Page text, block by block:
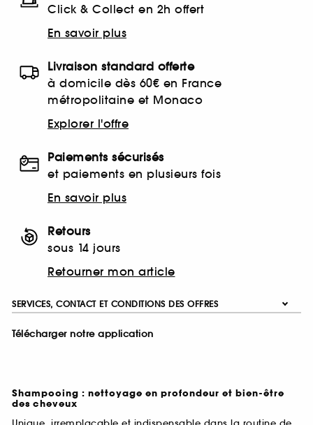
Click & Collect en 2h offert
En savoir plus
Livraison standard offerte
à domicile dès 60€ en France
métropolitaine et Monaco
Explorer l'offre
Paiements sécurisés
et paiements en plusieurs fois
En savoir plus
Retours
sous 14 jours
Retourner mon article
SERVICES, CONTACT ET CONDITIONS DES OFFRES
Télécharger notre application
Shampooing : nettoyage en profondeur et bien-être
des cheveux